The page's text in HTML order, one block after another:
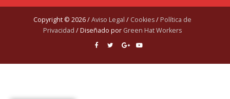
Copyright © 2026 /Aviso Legal / Cookies/ Política de
Privacidad / Diseñado por Green Hat Workers